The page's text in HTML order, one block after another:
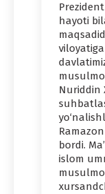
hayoti
Nuriddin
bordi.
islom